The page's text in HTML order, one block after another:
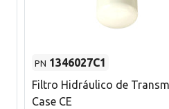
PN 1346027C1
Filtro Hidráulico de
Case CE